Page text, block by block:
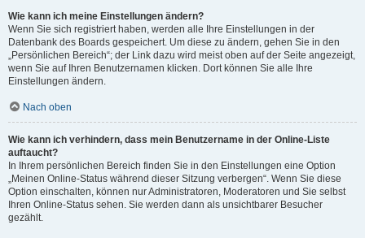
Wie kann ich meine Einstellungen ändern?
Wenn Sie sich registriert haben, werden alle Ihre Einstellungen in der
Datenbank des Boards gespeichert. Um diese zu ändern, gehen Sie in den
„Persönlichen Bereich“; der Link dazu wird meist oben auf der Seite angezeigt,
wenn Sie auf Ihren Benutzernamen klicken. Dort können Sie alle Ihre
Einstellungen ändern.
Nach oben
Wie kann ich verhindern, dass mein Benutzername in der Online-Liste
auftaucht?
In Ihrem persönlichen Bereich finden Sie in den Einstellungen eine Option
„Meinen Online-Status während dieser Sitzung verbergen“. Wenn Sie diese
Option einschalten, können nur Administratoren, Moderatoren und Sie selbst
Ihren Online-Status sehen. Sie werden dann als unsichtbarer Besucher
gezählt.